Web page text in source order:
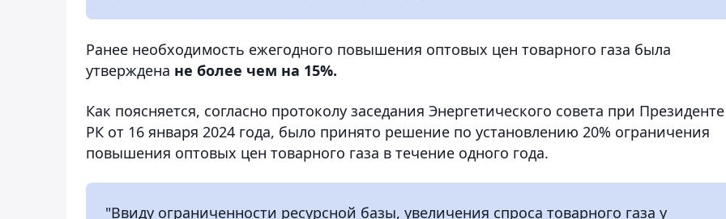
Ранее необходимость ежегодного повышения оптовых цен товарного газа была
утверждена не более чем на 15%.
Как поясняется, согласно протоколу заседания Энергетического совета при Президенте
РК от 16 января 2024 года, было принято решение по установлению 20% ограничения
повышения оптовых цен товарного газа в течение одного года.
"Ввиду ограниченности ресурсной базы, увеличения спроса товарного газа у